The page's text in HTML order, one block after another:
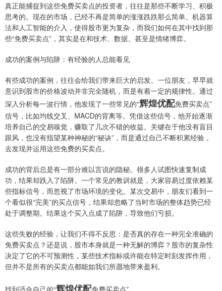
真正能捕捉到这些免费买卖点的投资者，往往是那些不断学习、积极
思考的。现在的市场，已经不再是简单的涨涨跌跌那么简单。机器算
法和人工智能的介入，使得股市更为复杂，而我们如何在其中找到那
些“免费买卖点”，其实是在和技术、数据、甚至是情绪博弈。
成功的案例与陷阱：有经验的人总能看见
有些成功的案例，往往会给我们带来巨大的启发。一位朋友，早早就
意识到股市的价格波动并非完全随机，而是有着一定的规律性。通过
深入分析每一波行情，他发现了一些常见的“辉煌优配免费买卖点”
信号，比如均线交叉、MACD的背离等。凭借这些信号，他开始逐渐
培养自己的交易嗅觉，赚取了几次不错的收益。关键在于他没有盲目
跟风，也没有指望某种神秘的“秘诀”，而是通过自己不断积累经验，
去发现并运用这些免费的买卖点。
成功的背后总是有一部分难以言说的隐秘。很多人试图快速复制成
功，结果却跌入了陷阱。一个常见的教训就是，大家容易过度依赖某
些指标信号，而忽视了市场环境的变化。某次交易中，朋友们看到一
个看似很“完美”的买点信号，结果却忽略了当时市场的整体趋势已经
处于调整期。结果这个买入点成了陷阱，导致他们亏损。
这些失败的经验，让我们不得不反思：是否真的存在一种完全准确的
免费买卖点？还是说，股市本身就是一种无解的博弈？股市的复杂性
决定了它的不可预测性，某些技术指标或许能在特定时刻发挥作用，
但并不是所有的买卖点都能如我们所愿地带来盈利。